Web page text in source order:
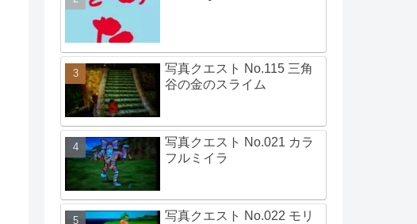
写真クエスト No.115 三角
谷の金のスライム
写真クエスト No.021 カラ
フルミイラ
写真クエスト No.022 モリ